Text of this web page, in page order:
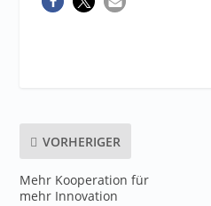
VORHERIGER
Mehr Kooperation für
mehr Innovation